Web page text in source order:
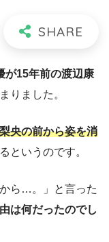
が15年前の渡辺康
りました。
央の前から姿を消
というのです。
ら…。」と言った
は何だったのでし